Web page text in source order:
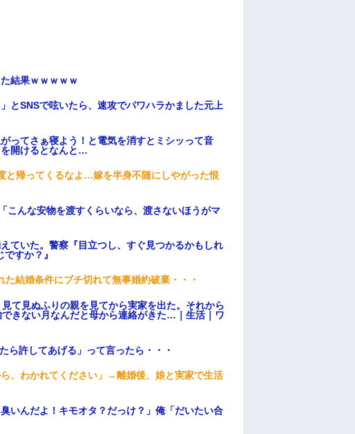
結果ｗｗｗｗｗ
とSNSで呟いたら、速攻でパワハラかました元上
ってさぁ寝よう！と電気を消すとミシッって音
開けるとなんと…
帰ってくるなよ…嫁を半身不随にしやがった恨
こんな安物を渡すくらいなら、渡さないほうがマ
ていた。警察『目立つし、すぐ見つかるかもしれ
すか？』
結婚条件にブチ切れて無事婚約破棄・・・
て見ぬふりの親を見てから実家を出た。それから
きない月なんだと母から連絡がきた…｜生活｜ワ
ら許してあげる」って言ったら・・・
、わかれてください」→離婚後、娘と実家で生活
いんだよ！キモオタ？だっけ？」俺「だいたい合